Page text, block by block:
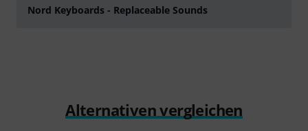
Nord Keyboards - Replaceable Sounds
Alternativen vergleichen